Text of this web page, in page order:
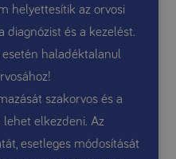
helyettesítik az orvosi
diagnózist és a kezelést.
esetén haladéktalanul
szakorvos és a
lehet elkezdeni. Az
esetleges módosítását